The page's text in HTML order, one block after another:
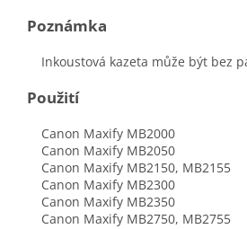
Poznámka
Inkoustová kazeta může být bez
Použití
Canon Maxify MB2000
Canon Maxify MB2050
Canon Maxify MB2150, MB2155
Canon Maxify MB2300
Canon Maxify MB2350
Canon Maxify MB2750, MB2755